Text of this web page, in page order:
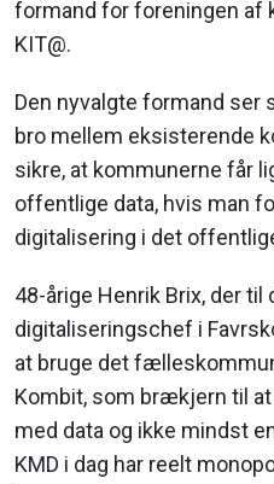
formand for foreningen af
KIT@.
Den nyvalgte formand ser
bro mellem eksisterende
sikre, at kommunerne får
offentlige data, hvis man
digitalisering i det
48-årige Henrik Brix, der til
digitaliseringschef i
at bruge det
Kombit, som brækjern til
med data og ikke mindst
KMD i dag har reelt